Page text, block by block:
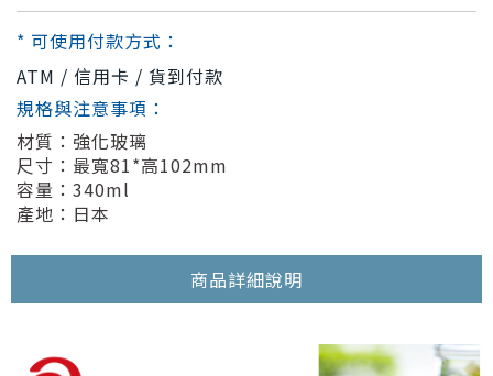
* 可使用付款方式：
ATM / 信用卡 / 貨到付款
規格與注意事項：
材質：強化玻璃
尺寸：最寬81*高102mm
容量：340ml
產地：日本
商品詳細說明